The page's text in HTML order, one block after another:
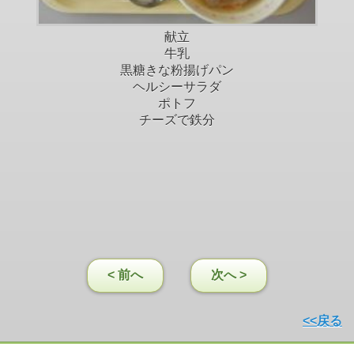
献立
牛乳
黒糖きな粉揚げパン
ヘルシーサラダ
ポトフ
チーズで鉄分
< 前へ 次へ >
<<戻る